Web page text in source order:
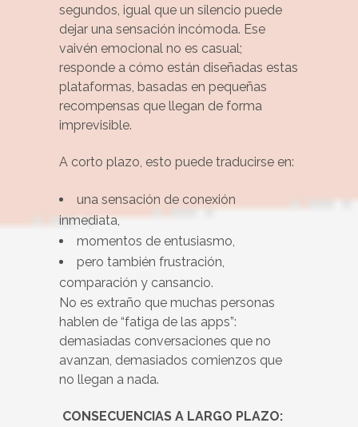
segundos, igual que un silencio puede
dejar una sensación incómoda. Ese
vaivén emocional no es casual;
responde a cómo están diseñadas estas
plataformas, basadas en pequeñas
recompensas que llegan de forma
imprevisible.
A corto plazo, esto puede traducirse en:
una sensación de conexión
inmediata,
momentos de entusiasmo,
pero también frustración,
comparación y cansancio.
No es extraño que muchas personas
hablen de “fatiga de las apps”:
demasiadas conversaciones que no
avanzan, demasiados comienzos que
no llegan a nada.
CONSECUENCIAS A LARGO PLAZO: